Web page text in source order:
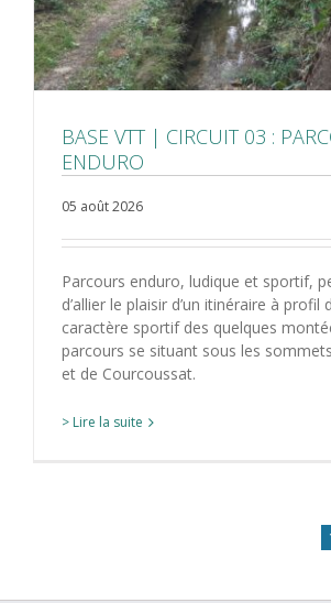
BASE VTT | CIRCUIT 03 :
ENDURO
05 août 2026
Parcours enduro, ludique et sportif,
d’allier le plaisir d’un itinéraire à profil
caractère sportif des quelques
parcours se situant sous les
et de Courcoussat.
> Lire la suite